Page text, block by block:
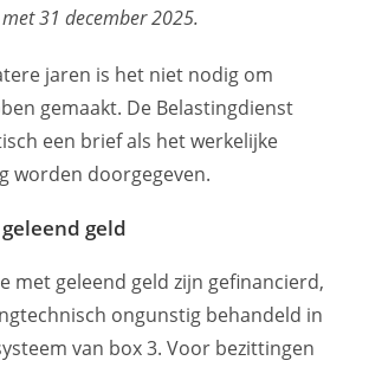
31 december 2025.
jaren is het niet nodig om
gemaakt. De Belastingdienst
een brief als het werkelijke
worden doorgegeven.
geld
met geleend geld zijn gefinancierd,
ongunstig behandeld in
van box 3. Voor bezittingen